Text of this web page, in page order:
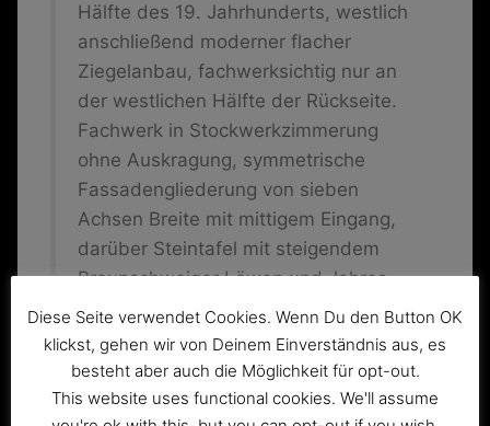
Hälfte des 19. Jahrhunderts, westlich
anschließend moderner flacher
Ziegelanbau, fachwerksichtig nur an
der westlichen Hälfte der Rückseite.
Fachwerk in Stockwerkzimmerung
ohne Auskragung, symmetrische
Fassadengliederung von sieben
Achsen Breite mit mittigem Eingang,
darüber Steintafel mit steigendem
Braunschweiger Löwen und Jahres
1664.
Denkmalbegründung:
Die ehemalige Gaststätte
„Schöppenstedter Turm“ erinnert mit
Diese Seite verwendet Cookies. Wenn Du den Button OK
klickst, gehen wir von Deinem Einverständnis aus, es
besteht aber auch die Möglichkeit für opt-out.
This website uses functional cookies. We'll assume